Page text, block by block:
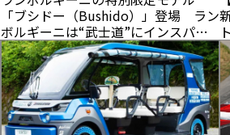
「ブシドー（Bushido）」登場 ラン
ボルギーニは“武士道”にインスパイ
アされたデザインのレヴエルトを発
表